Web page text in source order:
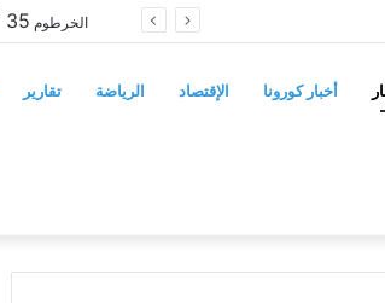
الخرطوم 35
أخبار كورونا الإقتصاد الرياضة تقارير